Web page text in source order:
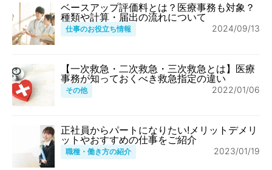
ベースアップ評価料とは？医療事務も対象？
種類や計算・届出の流れについて
仕事のお役立ち情報 2024/09/13
【一次救急・二次救急・三次救急とは】医療
事務が知っておくべき救急指定の違い
その他 2022/01/06
正社員からパートになりたい!メリットデメリ
ットやおすすめの仕事をご紹介
職種・働き方の紹介 2023/01/19